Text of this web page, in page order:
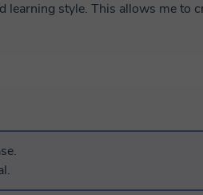
learning style. This allows me to
ensuring optimal learning and
I incorporate interactive
the learning experience